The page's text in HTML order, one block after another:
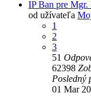
IP Ban pre Mgr.
od užívateľa
1
2
3
51
62398
Posledný
01 Mar